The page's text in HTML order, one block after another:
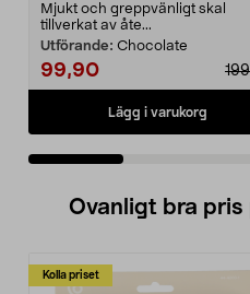
Mjukt och greppvänligt skal
tillverkat av åte...
Utförande: Chocolate
99,90
Lägg i varukorg
Ovanligt bra pris
Kolla priset